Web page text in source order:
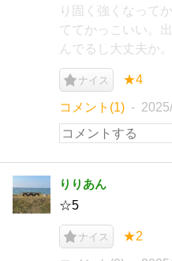
り固く強くなって
ててかっこいい。
んでるし大丈夫か。
ナイス ★4
コメント(1)
りりあん
☆5
ナイス ★2